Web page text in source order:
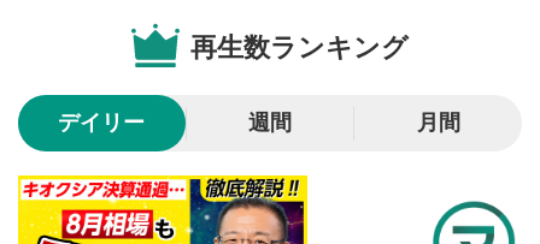
スライダーを上下すると音量が調整できます。
8
全画面表示
動画が全画面で表示されます。再度クリックすると元
のサイズに戻ります。
再生数ランキング
デイリー 週間 月間